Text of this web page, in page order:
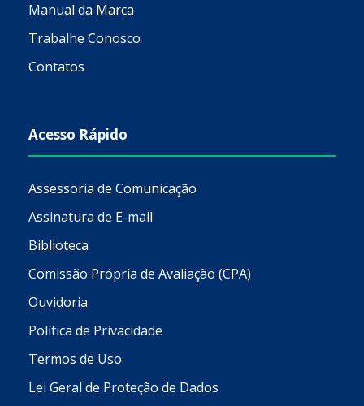
Manual da Marca
Trabalhe Conosco
Contatos
Acesso Rápido
Assessoria de Comunicação
Assinatura de E-mail
Biblioteca
Comissão Própria de Avaliação (CPA)
Ouvidoria
Política de Privacidade
Termos de Uso
Lei Geral de Proteção de Dados